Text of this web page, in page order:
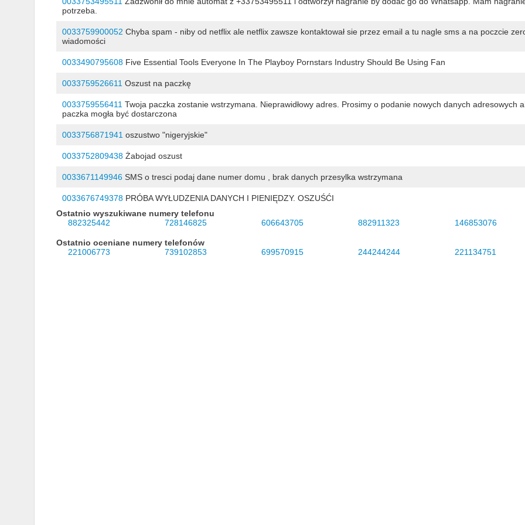
potrzeba.
0033759900052 Chyba spam - niby od netflix ale netflix zawsze kontaktował sie przez email a tu nagle sms a na poczcie
wiadomości
0033490795608Five Essential Tools Everyone In The Playboy Pornstars Industry Should Be Using Fan
0033759526611Oszust na paczkę
0033759556411Twoja paczka zostanie wstrzymana. Nieprawidłowy adres. Prosimy o podanie nowych danych adresowych
paczka mogła być dostarczona
0033756871941oszustwo "nigeryjskie"
0033752809438Żabojad oszust
0033671149946SMS o tresci podaj dane numer domu , brak danych przesylka wstrzymana
0033676749378PRÓBA WYŁUDZENIA DANYCH I PIENIĘDZY. OSZUŚĆI
Ostatnio wyszukiwane numery telefonu
882325442
728146825 606643705 882911323 146853076
Ostatnio oceniane numery telefonów
221006773
739102853 699570915 244244244 221134751